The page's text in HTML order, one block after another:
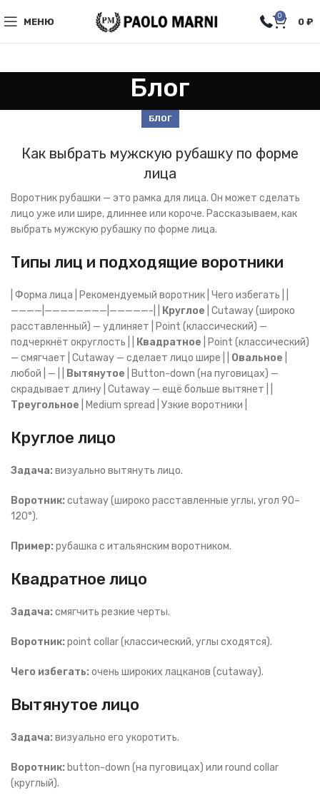
МЕНЮ
0
0 ₽
Блог
БЛОГ
Как выбрать мужскую рубашку по форме
лица
Воротник рубашки — это рамка для лица. Он может сделать
лицо уже или шире, длиннее или короче. Рассказываем, как
выбрать мужскую рубашку по форме лица.
Типы лиц и подходящие воротники
| Форма лица | Рекомендуемый воротник | Чего избегать | |
————|————————|—————-| |
Круглое | Cutaway (широко
расставленный) — удлиняет | Point (классический) —
подчеркнёт округлость | |
Квадратное | Point (классический)
— смягчает | Cutaway — сделает лицо шире | | Овальное
любой | — | |
Вытянутое | Button-down (на пуговицах) —
скрадывает длину | Cutaway — ещё больше вытянет | |
Треугольное | Medium spread | Узкие воротники |
Круглое лицо
Задача: визуально вытянуть лицо.
Воротник: cutaway (широко расставленные углы, угол 90–
120°).
Пример: рубашка с итальянским воротником.
Квадратное лицо
Задача: смягчить резкие черты.
Воротник: point collar (классический, углы сходятся).
Чего избегать: очень широких лацканов (cutaway).
Вытянутое лицо
Задача: визуально его укоротить.
Воротник: button-down (на пуговицах) или round collar
(круглый).